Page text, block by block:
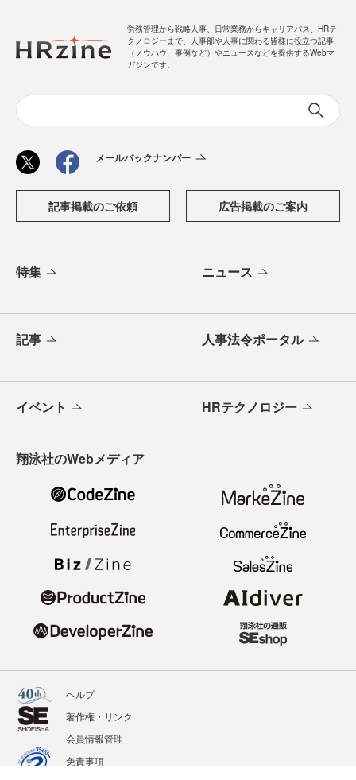
労務管理から戦略人事、日常業務からキャリアパス、HRテ
クノロジーまで、人事部や人事に関わる皆様に役立つ記事
（ノウハウ、事例など）やニュースなどを提供するWebマ
ガジンです。
メールバックナンバー
記事掲載のご依頼 広告掲載のご案内
特集 ニュース
記事 人事法令ポータル
イベント HRテクノロジー
翔泳社のWebメディア
ヘルプ
著作権・リンク
会員情報管理
免責事項